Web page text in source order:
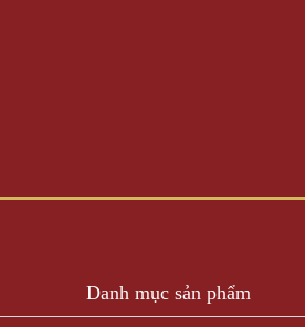
Danh mục sản phẩm